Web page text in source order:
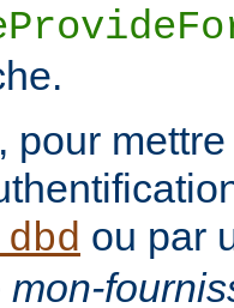
pour
ou par
mon-